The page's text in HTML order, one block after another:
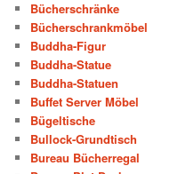
Bücherschränke
Bücherschrankmöbel
Buddha-Figur
Buddha-Statue
Buddha-Statuen
Buffet Server Möbel
Bügeltische
Bullock-Grundtisch
Bureau Bücherregal